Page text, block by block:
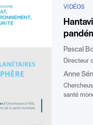
VIDÉOS
Pascal
Directeur
Anne
santé